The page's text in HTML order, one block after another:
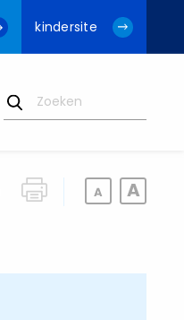
kindersite